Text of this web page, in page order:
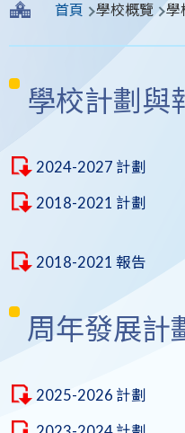
航
連
結
首頁 學校概覽 學
學校計劃與
2024-2027 計劃
2018-2021 計劃
2018-2021 報告
周年發展計
2025-2026 計劃